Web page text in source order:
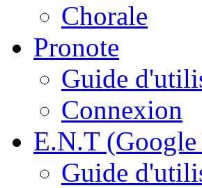
Chorale
Pronote
Guide
Connexion
E.N.T
Guide